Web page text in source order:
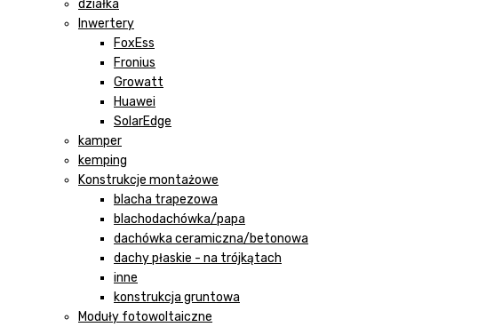
działka
Inwertery
FoxEss
Fronius
Growatt
Huawei
SolarEdge
kamper
kemping
Konstrukcje montażowe
blacha trapezowa
blachodachówka/papa
dachówka ceramiczna/betonowa
dachy płaskie - na trójkątach
inne
konstrukcja gruntowa
Moduły fotowoltaiczne